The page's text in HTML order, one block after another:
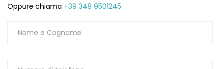
Oppure chiama +39 348 9501245